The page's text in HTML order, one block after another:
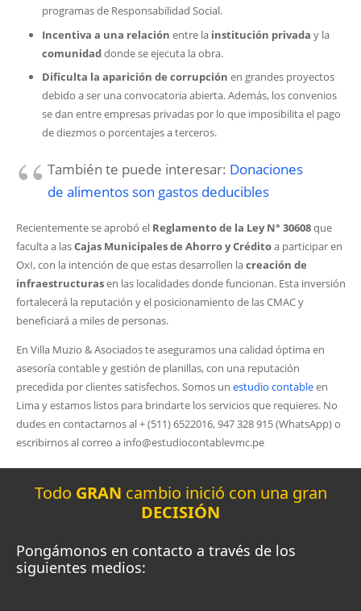
programas de Responsabilidad Social.
Incentiva a una relación entre la institución privada y la
comunidaddonde se ejecuta la obra.
Dificulta la aparición de corrupción en grandes proyectos
debido a ser una convocatoria abierta. Además, los convenios
se dan entre empresas privadas por lo que imposibilita el pago
de diezmos o porcentajes a terceros.
También te puede interesar: Donaciones
de alimentos son gastos deducibles
Recientemente se aprobó el Reglamento de la Ley N° 30608que
faculta a lasCajas Municipales de Ahorro y Créditoa participar en
OxI, con la intención de que estas desarrollen lacreación de
infraestructurasen las localidades donde funcionan. Esta inversión
fortalecerá la reputación y el posicionamiento de las CMAC y
beneficiará a miles de personas.
En Villa Muzio & Asociados te aseguramos una calidad óptima en
asesoría contable y gestión de planillas, con una reputación
precedida por clientes satisfechos. Somos un estudio contableen
Lima y estamos listos para brindarte los servicios que requieres. No
dudes en contactarnos al + (511) 6522016, 947 328 915 (WhatsApp) o
escribirnos al correo a info@estudiocontablevmc.pe
Todo GRAN cambio inició con una gran
DECISIÓN
Pongámonos en contacto a través de los
siguientes medios: